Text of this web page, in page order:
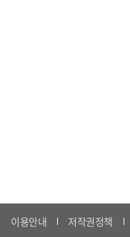
이용안내 저작권정책